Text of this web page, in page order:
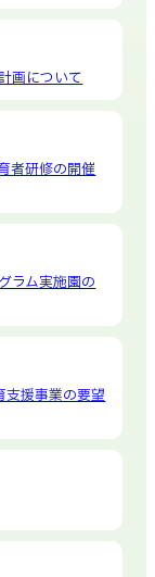
画について
者研修の開催
ラム実施園の
支援事業の要望